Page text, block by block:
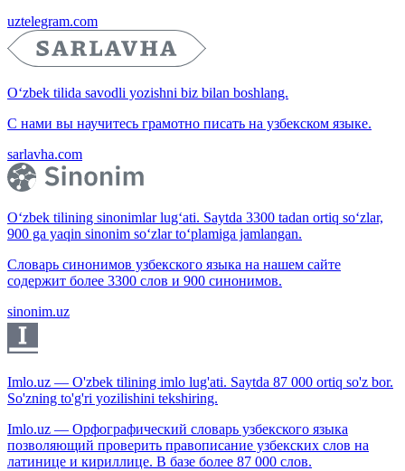
uztelegram.com
O‘zbek tilida savodli yozishni biz bilan boshlang.
С нами вы научитесь грамотно писать на узбекском языке.
sarlavha.com
O‘zbek tilining sinonimlar lug‘ati. Saytda 3300 tadan ortiq so‘zlar,
900 ga yaqin sinonim so‘zlar to‘plamiga jamlangan.
Словарь синонимов узбекского языка на нашем сайте
содержит более 3300 слов и 900 синонимов.
sinonim.uz
Imlo.uz — O'zbek tilining imlo lug'ati. Saytda 87 000 ortiq so'z bor.
So'zning to'g'ri yozilishini tekshiring.
Imlo.uz — Орфографический словарь узбекского языка
позволяющий проверить правописание узбекских слов на
латинице и кириллице. В базе более 87 000 слов.